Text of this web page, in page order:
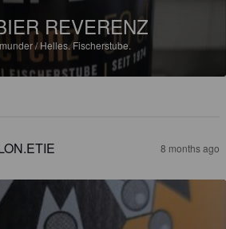
REVERENZ
/ Helles.Fischerstube.
8 months ago